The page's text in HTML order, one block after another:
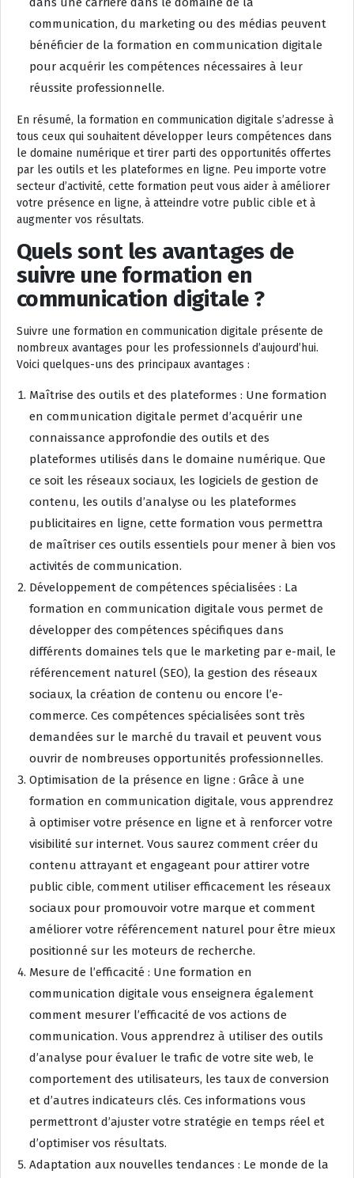
communication, du marketing ou des médias peuvent
bénéficier de la formation en communication digitale
pour acquérir les compétences nécessaires à leur
réussite professionnelle.
En résumé, la formation en communication digitale s’adresse à
tous ceux qui souhaitent développer leurs compétences dans
le domaine numérique et tirer parti des opportunités offertes
par les outils et les plateformes en ligne. Peu importe votre
secteur d’activité, cette formation peut vous aider à améliorer
votre présence en ligne, à atteindre votre public cible et à
augmenter vos résultats.
Quels sont les avantages de
suivre une formation en
communication digitale ?
Suivre une formation en communication digitale présente de
nombreux avantages pour les professionnels d’aujourd’hui.
Voici quelques-uns des principaux avantages :
Maîtrise des outils et des plateformes : Une formation
en communication digitale permet d’acquérir une
connaissance approfondie des outils et des
plateformes utilisés dans le domaine numérique. Que
ce soit les réseaux sociaux, les logiciels de gestion de
contenu, les outils d’analyse ou les plateformes
publicitaires en ligne, cette formation vous permettra
de maîtriser ces outils essentiels pour mener à bien vos
activités de communication.
Développement de compétences spécialisées : La
formation en communication digitale vous permet de
développer des compétences spécifiques dans
différents domaines tels que le marketing par e-mail, le
référencement naturel (SEO), la gestion des réseaux
sociaux, la création de contenu ou encore l’e-
commerce. Ces compétences spécialisées sont très
demandées sur le marché du travail et peuvent vous
ouvrir de nombreuses opportunités professionnelles.
Optimisation de la présence en ligne : Grâce à une
formation en communication digitale, vous apprendrez
à optimiser votre présence en ligne et à renforcer votre
visibilité sur internet. Vous saurez comment créer du
contenu attrayant et engageant pour attirer votre
public cible, comment utiliser efficacement les réseaux
sociaux pour promouvoir votre marque et comment
améliorer votre référencement naturel pour être mieux
positionné sur les moteurs de recherche.
Mesure de l’efficacité : Une formation en
communication digitale vous enseignera également
comment mesurer l’efficacité de vos actions de
communication. Vous apprendrez à utiliser des outils
d’analyse pour évaluer le trafic de votre site web, le
comportement des utilisateurs, les taux de conversion
et d’autres indicateurs clés. Ces informations vous
permettront d’ajuster votre stratégie en temps réel et
d’optimiser vos résultats.
Adaptation aux nouvelles tendances : Le monde de la